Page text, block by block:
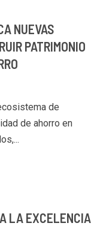
NUEVAS
PATRIMONIO
de
de ahorro en
LA EXCELENCIA